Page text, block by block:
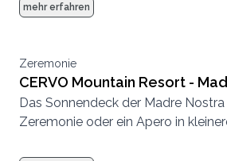
mehr erfahren
Zeremonie
CERVO Mountain Resort -
Das Sonnendeck der Madre Nostra
Zeremonie oder ein Apero in